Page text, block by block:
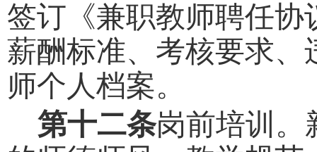
签订《兼职教师聘任
薪酬标准、考核要求
师个人档案。
第十二条岗前培训。